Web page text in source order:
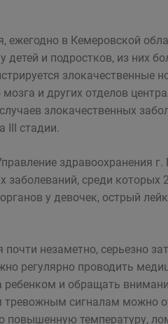
в Кемеровской
детей и подростков, из них
злокачественные
и других отделов
злокачественных
III стадии.
здравоохранения г.
заболеваний, среди которых
у девочек, острый
незаметно, серьезно
регулярно проводить
ребенком и обращать
тревожным сигналам можно
повышенную температуру,